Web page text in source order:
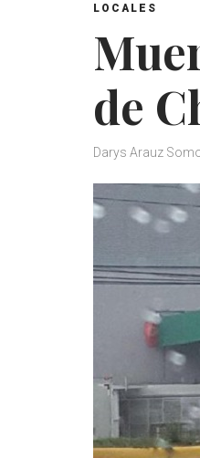
LOCALES
de
Darys Arauz